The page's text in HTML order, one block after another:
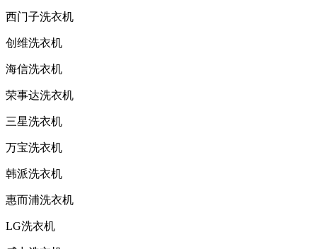
西门子洗衣机
创维洗衣机
海信洗衣机
荣事达洗衣机
三星洗衣机
万宝洗衣机
韩派洗衣机
惠而浦洗衣机
LG洗衣机